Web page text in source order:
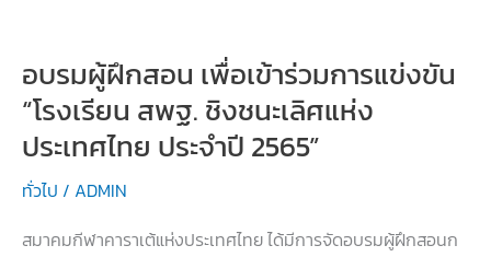
อบรมผู้ฝึกสอน เพื่อเข้าร่วมการแข่งขัน
“โรงเรียน สพฐ. ชิงชนะเลิศแห่ง
ประเทศไทย ประจำปี 2565”
ทั่วไป / ADMIN
สมาคมกีฬาคาราเต้แห่งประเทศไทย ได้มีการจัดอบรมผู้ฝึกสอนก